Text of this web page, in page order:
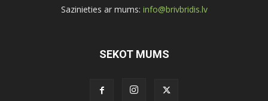
Sazinieties ar mums: info@brivbridis.lv
SEKOT MUMS